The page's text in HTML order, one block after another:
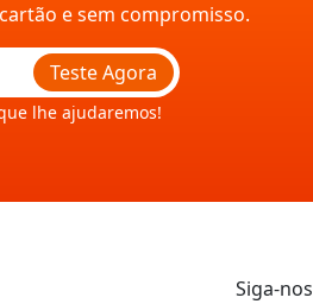
e sem compromisso.
Teste Agora
lhe ajudaremos!
Siga-nos